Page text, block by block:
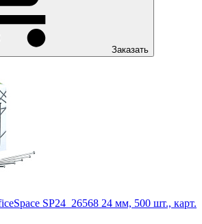
Заказать
SP24_26568 24 мм, 500 шт., карт.